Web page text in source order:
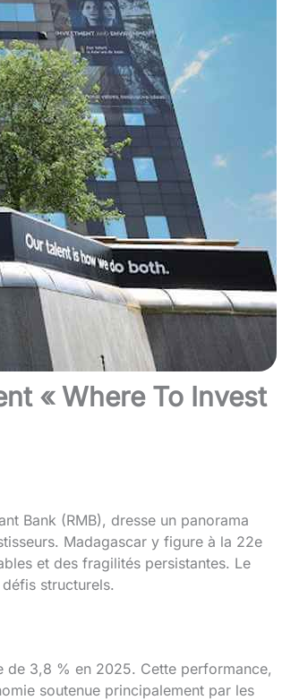
« Where To Invest
Bank (RMB), dresse un panorama
Madagascar y figure à la 22e
et des fragilités persistantes. Le
structurels.
de 3,8 % en 2025. Cette performance,
soutenue principalement par les